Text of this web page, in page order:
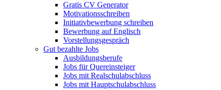
Gratis CV Generator
Motivationsschreiben
Initiativbewerbung schreiben
Bewerbung auf Englisch
Vorstellungsgespräch
Gut bezahlte Jobs
Ausbildungsberufe
Jobs für Quereinsteiger
Jobs mit Realschulabschluss
Jobs mit Hauptschulabschluss